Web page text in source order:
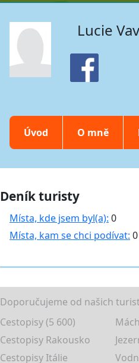
Lucie
Úvod O mně
Deník turisty
Místa, kde jsem byl(a): 0
Místa, kam se chci podívat: 0
Doporučujeme od našich
Cestopisy (5 600)
Cestopisy Rakousko
Cestopisy Itálie